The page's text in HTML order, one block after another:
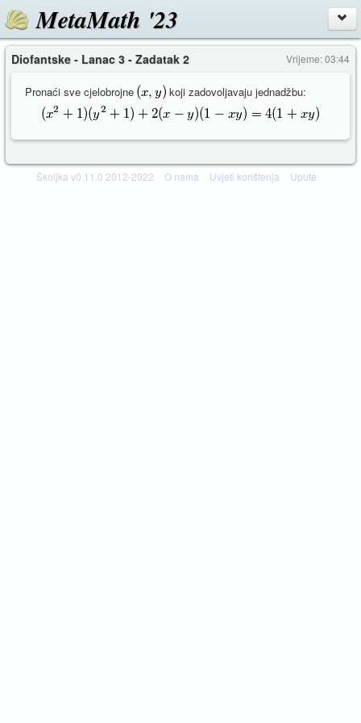
MetaMath '23
Vrijeme: 03:44
Diofantske - Lanac 3 - Zadatak 2
Pronaći sve cjelobrojne koji zadovoljavaju jednadžbu:
Školjka v0.11.0 2012-2022 O nama Uvjeti korištenja Upute